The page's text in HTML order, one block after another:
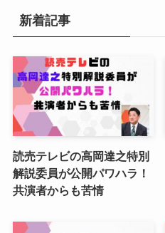
新着記事
読売テレビの高岡達之特別
解説委員が公開パワハラ！
共演者からも苦情